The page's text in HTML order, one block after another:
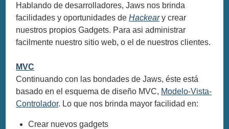
Hablando de desarrolladores, Jaws nos brinda
facilidades y oportunidades deHackeary crear
nuestros propios Gadgets. Para asi administrar
facilmente nuestro sitio web, o el de nuestros clientes.
MVC
Continuando con las bondades de Jaws, éste está
basado en el esquema de diseño MVC, Modelo-Vista-
Controlador. Lo que nos brinda mayor facilidad en:
Crear nuevos gadgets